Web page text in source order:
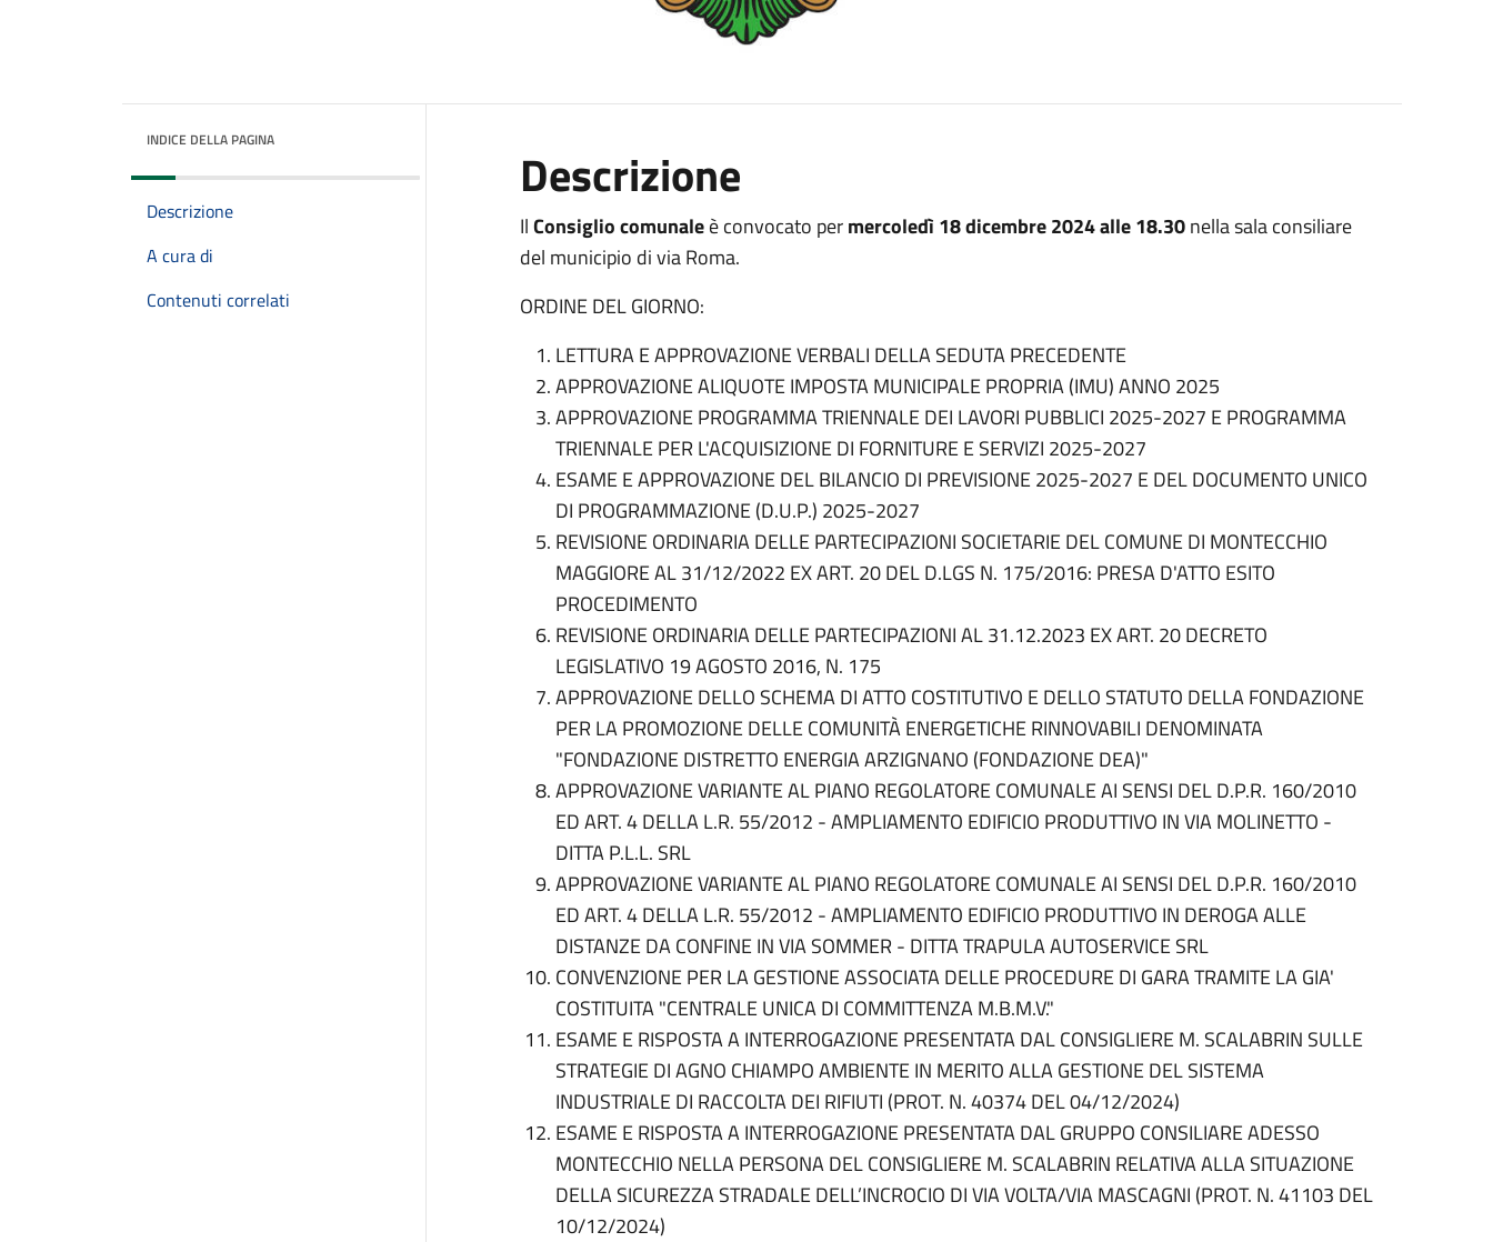
INDICE DELLA PAGINA
Descrizione
A cura di
Contenuti correlati
Descrizione
IlConsiglio comunaleè convocato permercoledì 18 dicembre 2024 alle 18.30nella sala consiliare
del municipio di via Roma.
ORDINE DEL GIORNO:
LETTURA E APPROVAZIONE VERBALI DELLA SEDUTA PRECEDENTE
APPROVAZIONE ALIQUOTE IMPOSTA MUNICIPALE PROPRIA (IMU) ANNO 2025
APPROVAZIONEPROGRAMMA TRIENNALE DEI LAVORI PUBBLICI 2025-2027 E PROGRAMMA
TRIENNALE PER L'ACQUISIZIONE DI FORNITURE E SERVIZI 2025-2027
ESAME EAPPROVAZIONE DEL BILANCIO DI PREVISIONE 2025-2027 E DEL DOCUMENTO UNICO
DI PROGRAMMAZIONE (D.U.P.) 2025-2027
REVISIONE ORDINARIA DELLE PARTECIPAZIONI SOCIETARIE DEL COMUNE DI MONTECCHIO
MAGGIORE AL31/12/2022 EX ART. 20 DEL D.LGS N. 175/2016: PRESA D'ATTO ESITO
PROCEDIMENTO
REVISIONE ORDINARIA DELLE PARTECIPAZIONI AL 31.12.2023 EX ART. 20 DECRETO
LEGISLATIVO 19 AGOSTO 2016, N. 175
APPROVAZIONE DELLO SCHEMA DI ATTO COSTITUTIVO E DELLO STATUTO DELLA FONDAZIONE
PER LA PROMOZIONE DELLE COMUNITÀ ENERGETICHE RINNOVABILI DENOMINATA
"FONDAZIONE DISTRETTO ENERGIAARZIGNANO (FONDAZIONE DEA)"
APPROVAZIONE VARIANTE AL PIANO REGOLATORE COMUNALE AI SENSI DEL D.P.R. 160/2010
ED ART. 4 DELLA L.R. 55/2012 - AMPLIAMENTO EDIFICIO PRODUTTIVO IN VIA MOLINETTO -
DITTA P.L.L. SRL
APPROVAZIONE VARIANTE AL PIANO REGOLATORE COMUNALE AI SENSI DEL D.P.R. 160/2010
ED ART. 4 DELLA L.R. 55/2012 - AMPLIAMENTO EDIFICIO PRODUTTIVO IN DEROGA ALLE
DISTANZE DA CONFINE IN VIA SOMMER - DITTATRAPULA AUTOSERVICE SRL
CONVENZIONE PER LA GESTIONE ASSOCIATA DELLE PROCEDURE DI GARA TRAMITE LA GIA'
COSTITUITA"CENTRALE UNICA DI COMMITTENZA M.B.M.V."
ESAME E RISPOSTA A INTERROGAZIONE PRESENTATA DAL CONSIGLIERE M. SCALABRIN SULLE
STRATEGIE DI AGNO CHIAMPO AMBIENTE IN MERITO ALLA GESTIONE DEL SISTEMA
INDUSTRIALE DI RACCOLTA DEI RIFIUTI (PROT. N. 40374 DEL 04/12/2024)
ESAME E RISPOSTA A INTERROGAZIONE PRESENTATA DAL GRUPPO CONSILIARE ADESSO
MONTECCHIO NELLA PERSONA DEL CONSIGLIERE M. SCALABRIN RELATIVA ALLA SITUAZIONE
DELLA SICUREZZA STRADALE DELL’INCROCIO DI VIA VOLTA/VIA MASCAGNI (PROT. N. 41103 DEL
10/12/2024)